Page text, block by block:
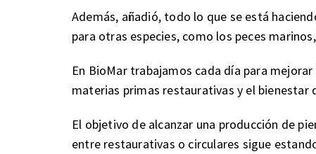
Además, añadió, todo lo que se está
para otras especies, como los peces
En BioMar trabajamos cada día para
materias primas restaurativas y el bienestar
El objetivo de alcanzar una producción de
entre restaurativas o circulares sigue